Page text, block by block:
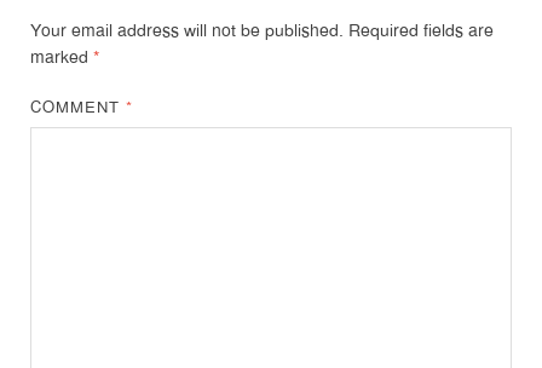
Your email address will not be published. Required fields are
marked *
COMMENT*